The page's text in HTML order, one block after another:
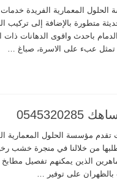
الحلول المعمارية الفريدة
متطورة بالإضافة إلى
باحدث واقوى الدهانات ذات
تمثل عبء على الاسرة، صباغ …
مؤسسة الحلول المعمارية
من خلالنا في منجرة خشب
الذين يمكنهم تفصيل
على توفير …